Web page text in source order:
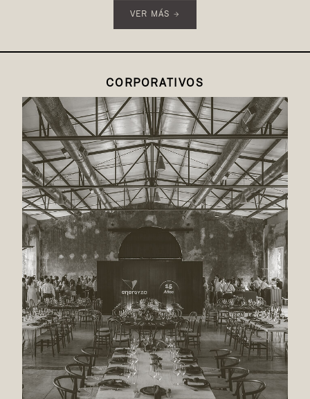
VER MÁS →
CORPORATIVOS